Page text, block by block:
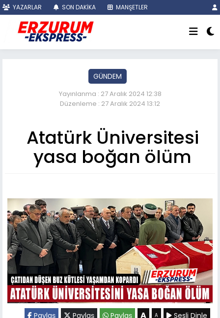
YAZARLAR SON DAKİKA MANŞETLER
GÜNDEM
Yayınlanma : 27 Aralık 2024 12:38
Düzenleme : 27 Aralık 2024 13:12
Atatürk Üniversitesi
yasa boğan ölüm
Paylaş Paylaş Paylaş A A Sesli Dinle